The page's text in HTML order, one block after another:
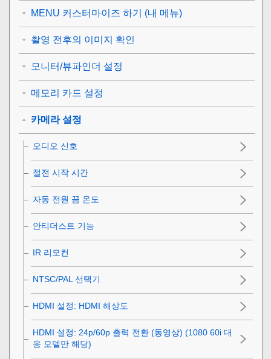
MENU 커스터마이즈 하기 (내 메뉴)
촬영 전후의 이미지 확인
모니터/뷰파인더 설정
메모리 카드 설정
카메라 설정
오디오 신호
절전 시작 시간
자동 전원 끔 온도
안티더스트 기능
IR 리모컨
NTSC/PAL 선택기
HDMI 설정: HDMI 해상도
HDMI 설정: 24p/60p 출력 전환 (동영상) (1080 60i 대
응 모델만 해당)